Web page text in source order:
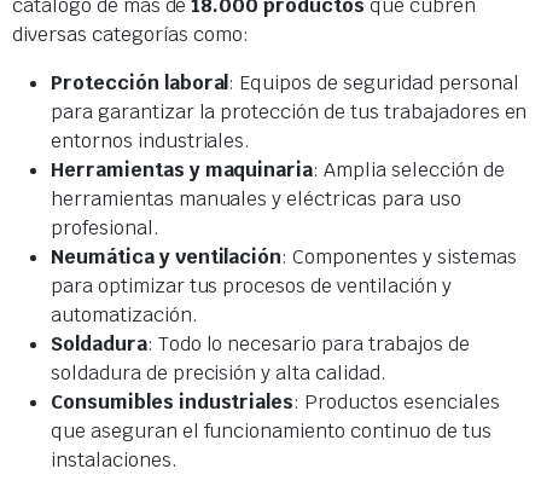
catálogo de más de18.000 productos que cubren
diversas categorías como:
Protección laboral: Equipos de seguridad personal
para garantizar la protección de tus trabajadores en
entornos industriales.
Herramientas y maquinaria: Amplia selección de
herramientas manuales y eléctricas para uso
profesional.
Neumática y ventilación: Componentes y sistemas
para optimizar tus procesos de ventilación y
automatización.
Soldadura: Todo lo necesario para trabajos de
soldadura de precisión y alta calidad.
Consumibles industriales: Productos esenciales
que aseguran el funcionamiento continuo de tus
instalaciones.